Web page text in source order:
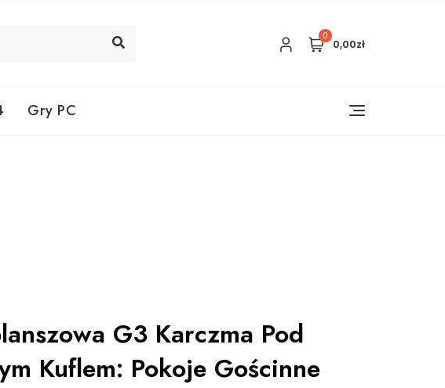
0
0,00zł
Gry PC
G3 Karczma Pod
Kuflem: Pokoje Gościnne